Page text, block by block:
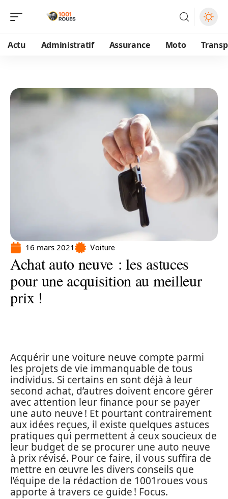
Actu Administratif Assurance Moto
16 mars 2021 Voiture
Achat auto neuve : les astuces
pour une acquisition au meilleur
prix !
Acquérir une voiture neuve compte parmi
les projets de vie immanquable de tous
individus. Si certains en sont déjà à leur
second achat, d’autres doivent encore gérer
avec attention leur finance pour se payer
une auto neuve ! Et pourtant contrairement
aux idées reçues, il existe quelques astuces
pratiques qui permettent à ceux soucieux de
leur budget de se procurer une auto neuve
à prix révisé. Pour ce faire, il vous suffira de
mettre en œuvre les divers conseils que
l’équipe de la rédaction de 1001roues vous
apporte à travers ce guide ! Focus.